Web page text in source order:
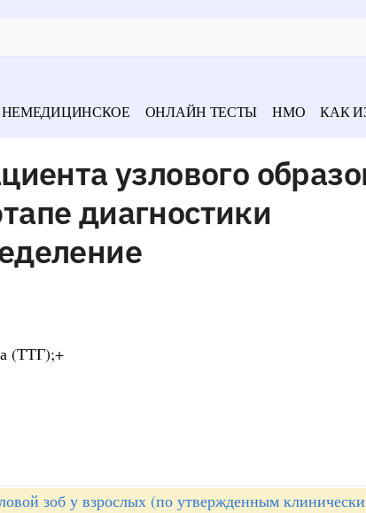
НЕМЕДИЦИНСКОЕ ОНЛАЙН ТЕСТЫ НМО КАК
узлового
диагностики
(ТТГ);+
зоб у взрослых (по утвержденным